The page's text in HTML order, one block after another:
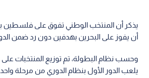
يذكر أن المنتخب الوطني تفوق على فلسطين
أن يفوز على البحرين بهدفين دون رد ضمن
وحسب نظام البطولة، تم توزيع المنتخبات
يلعب الدور الأول بنظام الدوري من مرحلة